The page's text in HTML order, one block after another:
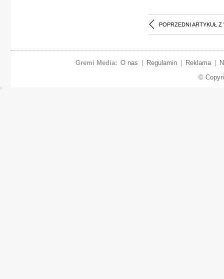
POPRZEDNI ARTYKUŁ Z
Gremi Media: O nas Regulamin Reklama
©